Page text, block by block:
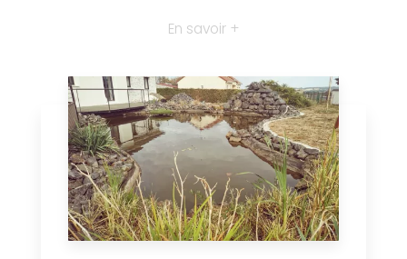
En savoir +